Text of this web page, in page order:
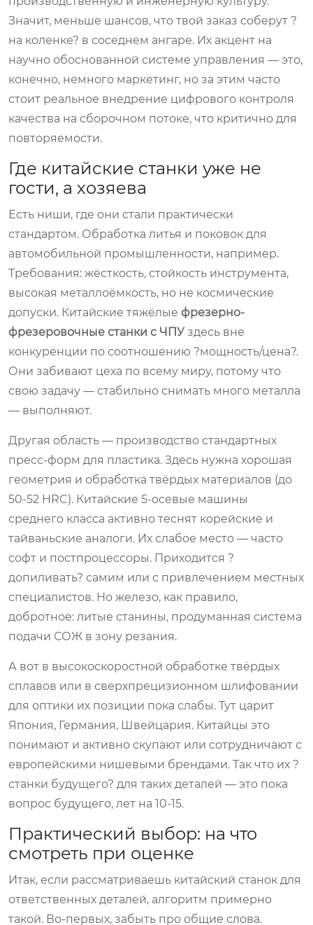
Значит, меньше шансов, что твой заказ соберут ?
на коленке? в соседнем ангаре. Их акцент на
научно обоснованной системе управления — это,
конечно, немного маркетинг, но за этим часто
стоит реальное внедрение цифрового контроля
качества на сборочном потоке, что критично для
повторяемости.
Где китайские станки уже не
гости, а хозяева
Есть ниши, где они стали практически
стандартом. Обработка литья и поковок для
автомобильной промышленности, например.
Требования: жёсткость, стойкость инструмента,
высокая металлоёмкость, но не космические
допуски. Китайские тяжёлые фрезерно-
фрезеровочные станки с ЧПУздесь вне
конкуренции по соотношению ?мощность/цена?.
Они забивают цеха по всему миру, потому что
свою задачу — стабильно снимать много металла
— выполняют.
Другая область — производство стандартных
пресс-форм для пластика. Здесь нужна хорошая
геометрия и обработка твёрдых материалов (до
50-52 HRC). Китайские 5-осевые машины
среднего класса активно теснят корейские и
тайваньские аналоги. Их слабое место — часто
софт и постпроцессоры. Приходится ?
допиливать? самим или с привлечением местных
специалистов. Но железо, как правило,
добротное: литые станины, продуманная система
подачи СОЖ в зону резания.
А вот в высокоскоростной обработке твёрдых
сплавов или в сверхпрецизионном шлифовании
для оптики их позиции пока слабы. Тут царит
Япония, Германия, Швейцария. Китайцы это
понимают и активно скупают или сотрудничают с
европейскими нишевыми брендами. Так что их ?
станки будущего? для таких деталей — это пока
вопрос будущего, лет на 10-15.
Практический выбор: на что
смотреть при оценке
Итак, если рассматриваешь китайский станок для
ответственных деталей, алгоритм примерно
такой. Во-первых, забыть про общие слова.